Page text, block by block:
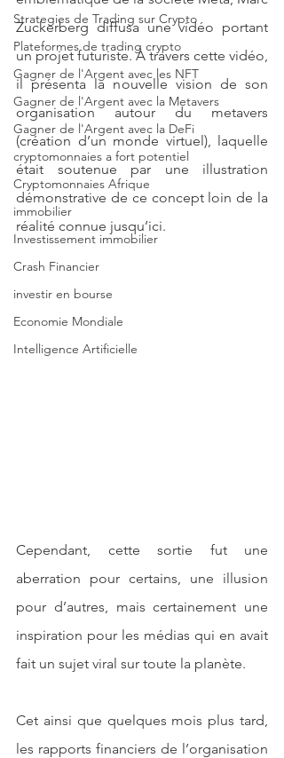
Strategies de Trading sur Crypto
Plateformes de trading crypto
Gagner de l'Argent avec les NFT
Gagner de l'Argent avec la Metavers
Gagner de l'Argent avec la DeFi
cryptomonnaies a fort potentiel
Cryptomonnaies Afrique
immobilier
Investissement immobilier
Crash Financier
investir en bourse
Economie Mondiale
Intelligence Artificielle
Zuckerberg diffusa une vidéo portant
un projet futuriste. À travers cette vidéo,
il présenta la nouvelle vision de son
organisation autour du metavers
(création d’un monde virtuel), laquelle
était soutenue par une illustration
démonstrative de ce concept loin de la
réalité connue jusqu’ici.
Cependant, cette sortie fut une
aberration pour certains, une illusion
pour d’autres, mais certainement une
inspiration pour les médias qui en avait
fait un sujet viral sur toute la planète.
Cet ainsi que quelques mois plus tard,
les rapports financiers de l’organisation